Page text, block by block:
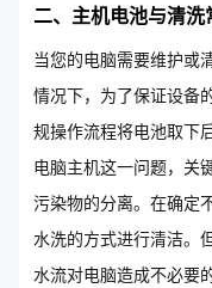
二、主机电池与清洗
当您的电脑需要维护或
情况下，为了保证设备
规操作流程将电池取下
电脑主机这一问题，关
污染物的分离。在确定
水洗的方式进行清洁。
水流对电脑造成不必要